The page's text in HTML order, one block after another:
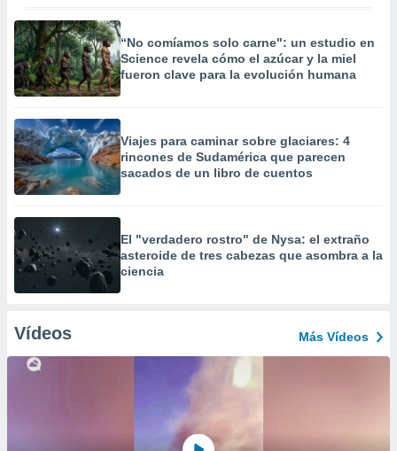
“No comíamos solo carne": un estudio en
Science revela cómo el azúcar y la miel
fueron clave para la evolución humana
Viajes para caminar sobre glaciares: 4
rincones de Sudamérica que parecen
sacados de un libro de cuentos
El "verdadero rostro" de Nysa: el extraño
asteroide de tres cabezas que asombra a la
ciencia
Vídeos Más Vídeos